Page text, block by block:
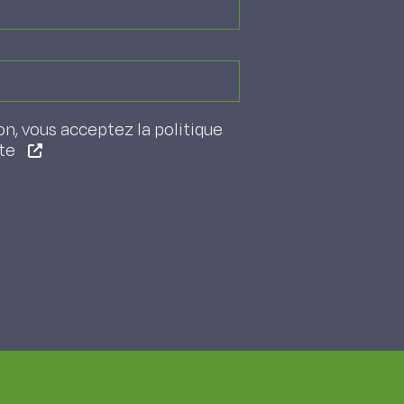
vous acceptez la politique